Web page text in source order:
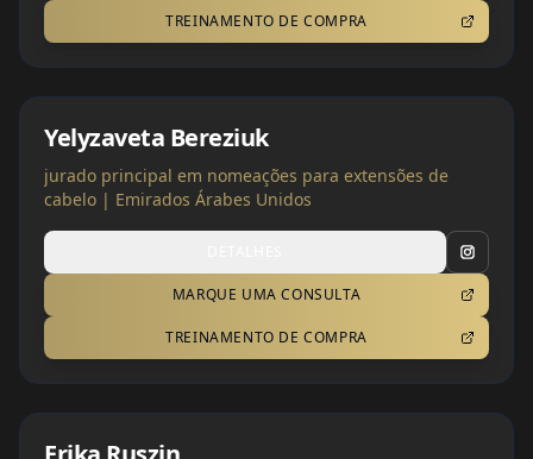
TREINAMENTO DE COMPRA
Yelyzaveta Bereziuk
jurado principal em nomeações para extensões de
cabelo | Emirados Árabes Unidos
MARQUE UMA CONSULTA
TREINAMENTO DE COMPRA